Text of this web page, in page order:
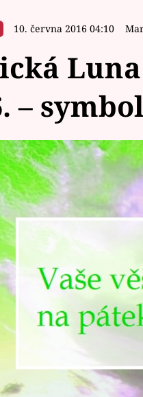
10. června 2016 04:10
–